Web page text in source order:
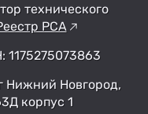
технического
РСА
1175275073863
Нижний Новгород,
корпус 1